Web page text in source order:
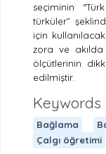
seçiminin
türküler”
için
zora ve akılda
ölçütlerinin
edilmiştir.
Keywords
Bağlama
Çalgı öğretimi